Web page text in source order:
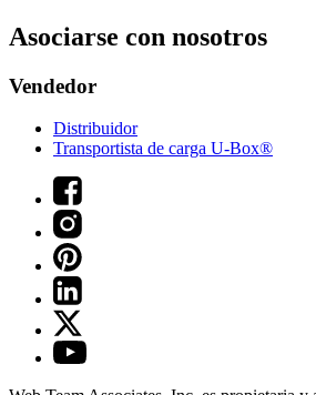
Asociarse con nosotros
Vendedor
Distribuidor
Transportista de carga U-Box®